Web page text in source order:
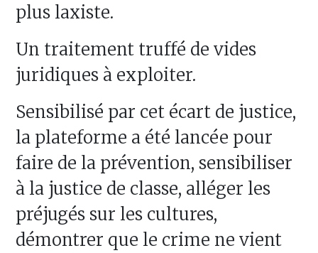
plus laxiste.
Un traitement truffé de vides
juridiques à exploiter.
Sensibilisé par cet écart de justice,
la plateforme a été lancée pour
faire de la prévention, sensibiliser
à la justice de classe, alléger les
préjugés sur les cultures,
démontrer que le crime ne vient